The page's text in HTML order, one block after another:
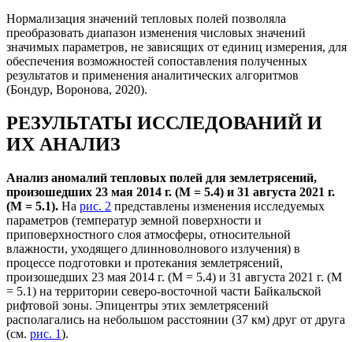
Нормализация значений тепловых полей позволяла
преобразовать диапазон изменения числовых значений
значимых параметров, не зависящих от единиц измерения, для
обеспечения возможностей сопоставления полученных
результатов и применения аналитических алгоритмов
(Бондур, Воронова, 2020).
РЕЗУЛЬТАТЫ ИССЛЕДОВАНИЙ И
ИХ АНАЛИЗ
Анализ аномалий тепловых полей для землетрясений,
произошедших 23 мая 2014 г. (М = 5.4) и 31 августа 2021 г.
(М = 5.1). На рис. 2 представлены изменения исследуемых
параметров (температур земной поверхности и
приповерхностного слоя атмосферы, относительной
влажности, уходящего длинноволнового излучения) в
процессе подготовки и протекания землетрясений,
произошедших 23 мая 2014 г. (М = 5.4) и 31 августа 2021 г. (М
= 5.1) на территории северо-восточной части Байкальской
рифтовой зоны. Эпицентры этих землетрясений
располагались на небольшом расстоянии (37 км) друг от друга
(см. рис. 1).